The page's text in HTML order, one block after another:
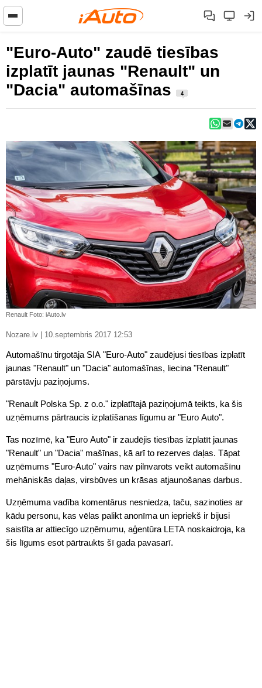
"Euro-Auto" zaudē tiesības
izplatīt jaunas "Renault" un
"Dacia" automašīnas
4
Renault Foto: iAuto.lv
Nozare.lv | 10.septembris 2017 12:53
Automašīnu tirgotāja SIA "Euro-Auto" zaudējusi tiesības izplatīt
jaunas "Renault" un "Dacia" automašīnas, liecina "Renault"
pārstāvju paziņojums.
"Renault Polska Sp. z o.o." izplatītajā paziņojumā teikts, ka šis
uzņēmums pārtraucis izplatīšanas līgumu ar "Euro Auto".
Tas nozīmē, ka "Euro Auto" ir zaudējis tiesības izplatīt jaunas
"Renault" un "Dacia" mašīnas, kā arī to rezerves daļas. Tāpat
uzņēmums "Euro-Auto" vairs nav pilnvarots veikt automašīnu
mehāniskās daļas, virsbūves un krāsas atjaunošanas darbus.
Uzņēmuma vadība komentārus nesniedza, taču, sazinoties ar
kādu personu, kas vēlas palikt anonīma un iepriekš ir bijusi
saistīta ar attiecīgo uzņēmumu, aģentūra LETA noskaidroja, ka
šis līgums esot pārtraukts šī gada pavasarī.